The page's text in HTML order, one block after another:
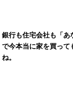
銀行も住宅会社も「あ
で今本当に家を買って
ね。